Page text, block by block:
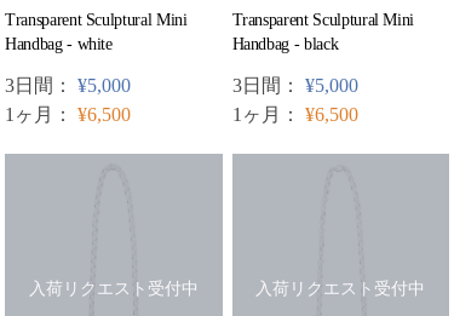
Transparent Sculptural Mini
Handbag - white
3日間： ¥5,000
1ヶ月： ¥6,500
Transparent Sculptural Mini
Handbag - black
3日間： ¥5,000
1ヶ月： ¥6,500
入荷リクエスト受付中 入荷リクエスト受付中